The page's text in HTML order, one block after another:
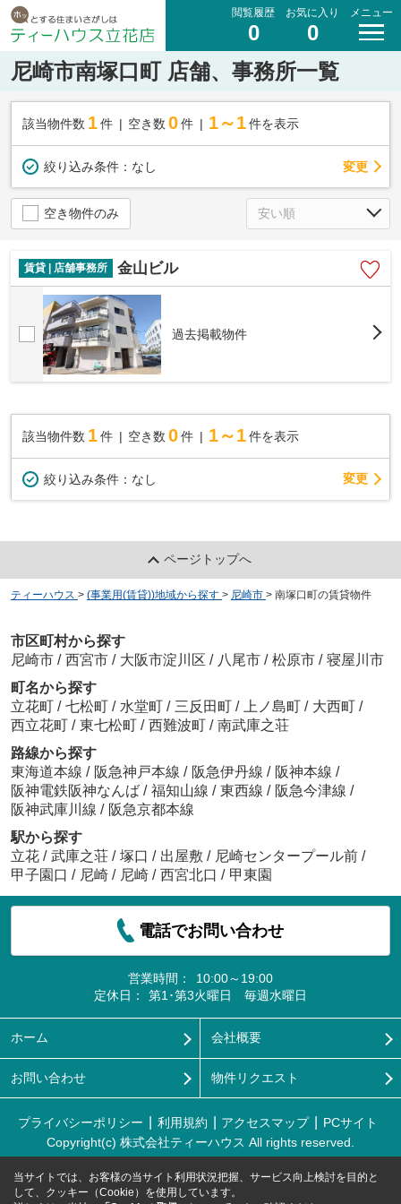
閲覧履歴
0
お気に入り
0
メニュー
尼崎市南塚口町 店舗、事務所一覧
該当物件数 1件 空き数 0 件 1～1 件を表示
絞り込み条件： なし 変更
空き物件のみ
賃貸 | 店舗事務所 金山ビル
過去掲載物件
該当物件数 1件 空き数 0 件 1～1 件を表示
絞り込み条件： なし 変更
ページトップへ
ティーハウス > (事業用(賃貸))地域から探す > 尼崎市 > 南塚口町の賃貸物件
市区町村から探す
尼崎市 / 西宮市 / 大阪市淀川区 / 八尾市 / 松原市 / 寝屋川市
町名から探す
立花町 / 七松町 / 水堂町 / 三反田町 / 上ノ島町 / 大西町 /
西立花町 / 東七松町 / 西難波町 / 南武庫之荘
路線から探す
東海道本線 / 阪急神戸本線 / 阪急伊丹線 / 阪神本線 /
阪神電鉄阪神なんば / 福知山線 / 東西線 / 阪急今津線 /
阪神武庫川線 / 阪急京都本線
駅から探す
立花 / 武庫之荘 / 塚口 / 出屋敷 / 尼崎センタープール前 /
甲子園口 / 尼崎 / 尼崎 / 西宮北口 / 甲東園
電話でお問い合わせ
営業時間：
10:00～19:00
定休日：
第1･第3火曜日 毎週水曜日
ホーム 会社概要
お問い合わせ 物件リクエスト
プライバシーポリシー 利用規約 アクセスマップ
PCサイト
Copyright(c) 株式会社ティーハウス All rights reserved.
当サイトでは、お客様の当サイト利用状況把握、サービス向上検討を目的と
して、クッキー（Cookie）を使用しています。